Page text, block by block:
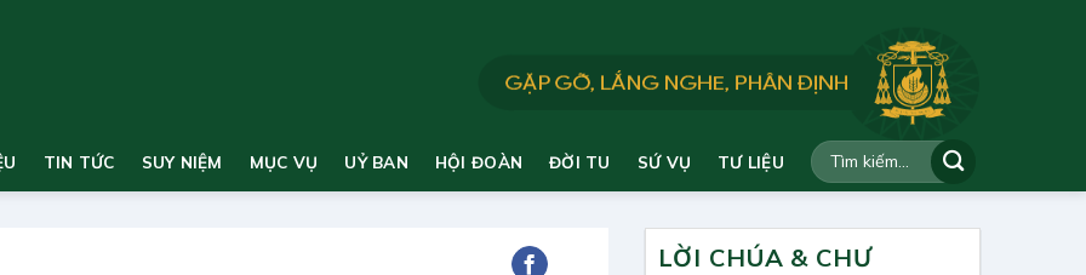
TIN TỨC SUY NIỆM MỤC VỤ UỶ BAN HỘI ĐOÀN ĐỜI TU SỨ VỤ TƯ LIỆU
LỜI CHÚA & CHƯ